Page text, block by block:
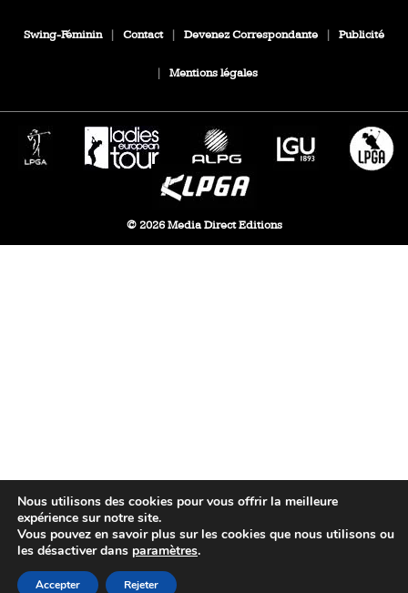
Swing-Féminin | Contact | Devenez Correspondante | Publicité
| Mentions légales
© 2026 Media Direct Editions
Nous utilisons des cookies pour vous offrir la meilleure
expérience sur notre site.
Vous pouvez en savoir plus sur les cookies que nous utilisons ou
les désactiver dans paramètres.
Accepter Rejeter